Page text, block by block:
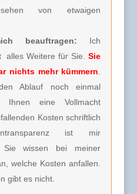
von etwaigen
beauftragen: Ich
alles Weitere für Sie.Sie
nichts mehr kümmern
Ablauf noch einmal
Ihnen eine Vollmacht
Kosten schriftlich
ist mir
Sie wissen bei meiner
welche Kosten anfallen.
gibt es nicht.